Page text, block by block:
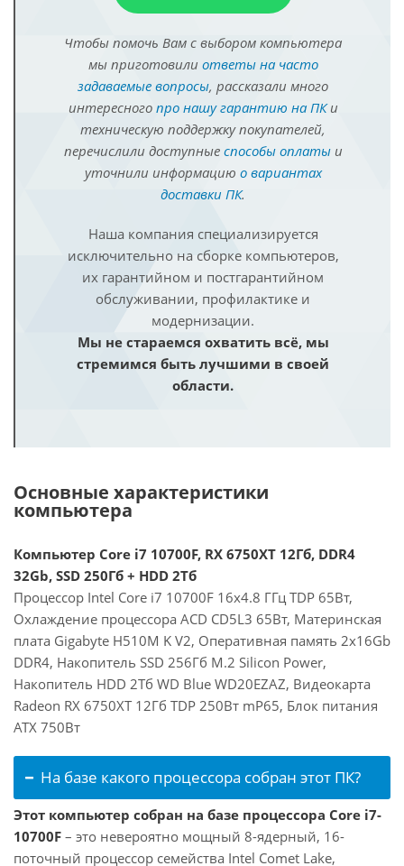
Чтобы помочь Вам с выбором компьютера
мы приготовили ответы на часто
задаваемые вопросы, рассказали много
интересного про нашу гарантию на ПКи
техническую поддержку покупателей,
перечислили доступные способы оплатыи
уточнили информацию о вариантах
доставки ПК.
Наша компания специализируется
исключительно на сборке компьютеров,
их гарантийном и постгарантийном
обслуживании, профилактике и
модернизации.
Мы не стараемся охватить всё, мы
стремимся быть лучшими в своей
области.
Основные характеристики
компьютера
Компьютер Core i7 10700F, RX 6750XT 12Гб, DDR4
32Gb, SSD 250Гб + HDD 2Тб
Процессор Intel Core i7 10700F 16x4.8 ГГц TDP 65Вт,
Охлаждение процессора ACD CD5L3 65Вт, Материнская
плата Gigabyte H510M K V2, Оперативная память 2x16Gb
DDR4, Накопитель SSD 256Гб M.2 Silicon Power,
Накопитель HDD 2Тб WD Blue WD20EZAZ, Видеокарта
Radeon RX 6750XT 12Гб TDP 250Вт mP65, Блок питания
ATX 750Вт
На базе какого процессора собран этот ПК?
Этот компьютер собран на базе процессора Core i7-
10700F – это невероятно мощный 8-ядерный, 16-
поточный процессор семейства Intel Comet Lake,